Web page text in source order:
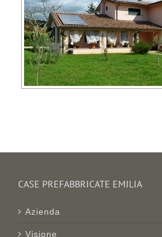
CASE PREFABBRICATE EMILIA
Azienda
Visione